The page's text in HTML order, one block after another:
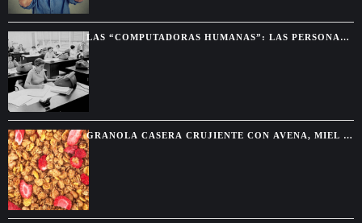
LAS “COMPUTADORAS HUMANAS”: LAS PERSONAS
QUE HACÍAN LOS CÁLCULOS ANTES DE LAS
COMPUTADORAS
GRANOLA CASERA CRUJIENTE CON AVENA, MIEL Y
FRUTOS SECOS